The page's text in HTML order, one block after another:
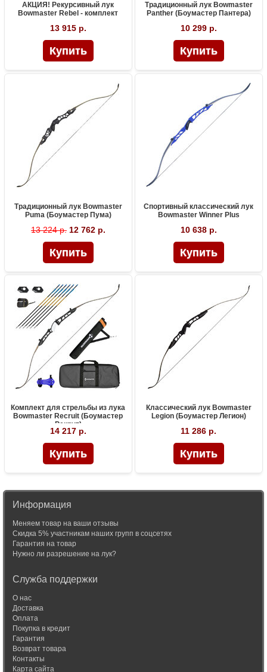
АКЦИЯ! Рекурсивный лук
Bowmaster Rebel - комплект
13 915 р.
Традиционный лук Bowmaster
Panther (Боумастер Пантера)
10 299 р.
Традиционный лук Bowmaster
Puma (Боумастер Пума)
13 224 р. 12 762 р.
Спортивный классический лук
Bowmaster Winner Plus
10 638 р.
Комплект для стрельбы из лука
Bowmaster Recruit (Боумастер
Рекрут)
14 217 р.
Классический лук Bowmaster
Legion (Боумастер Легион)
11 286 р.
Информация
Меняем товар на ваши отзывы
Скидка 5% участникам наших групп в соцсетях
Гарантия на товар
Нужно ли разрешение на лук?
Служба поддержки
О нас
Доставка
Оплата
Покупка в кредит
Гарантия
Возврат товара
Контакты
Карта сайта